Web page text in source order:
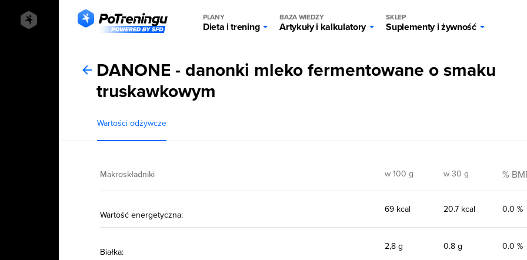
PLANY
Dieta i trening
BAZA WIEDZY
Artykuły i kalkulatory
SKLEP
Suplementy i żywność
DANONE - danonki mleko fermentowane o smaku
truskawkowym
Wartości odżywcze
Makroskładniki w 100 g w 30 g %
Wartość energetyczna:
69 kcal 20.7 kcal 0.0 %
Białka:
2,8 g 0.8 g 0.0 %